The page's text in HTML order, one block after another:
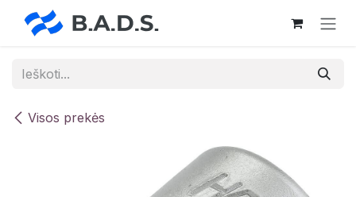
Skip to Content
Visos prekės